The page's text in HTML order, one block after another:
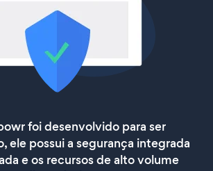
foi desenvolvido para ser
ele possui a segurança integrada
e os recursos de alto volume